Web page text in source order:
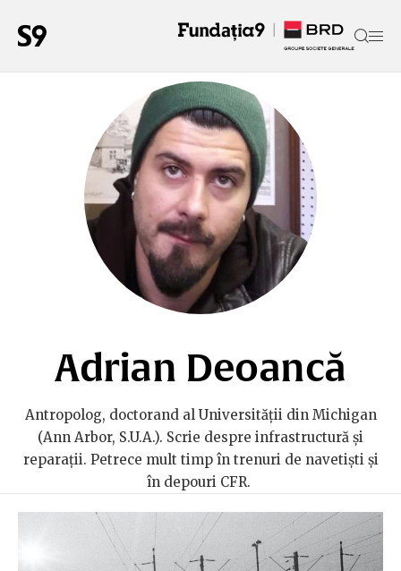
Adrian Deoancă
Antropolog, doctorand al Universității din Michigan
(Ann Arbor, S.U.A.). Scrie despre infrastructură și
reparații. Petrece mult timp în trenuri de navetiști și
în depouri CFR.